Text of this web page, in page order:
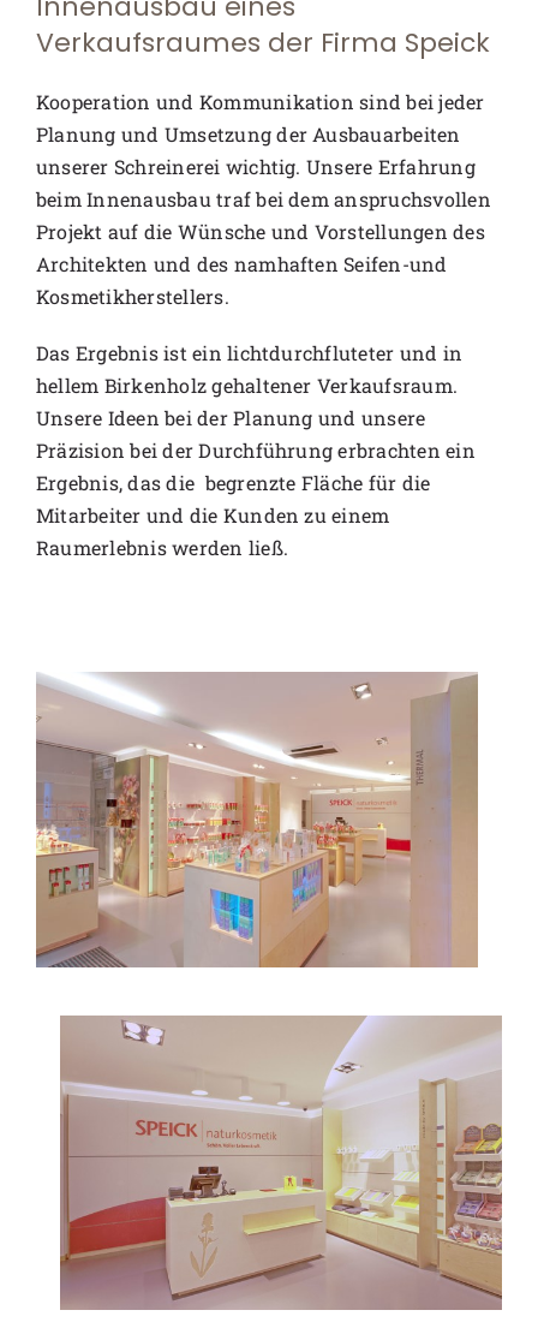
Verkaufsraumes der Firma Speick
Kooperation und Kommunikation sind bei jeder
Planung und Umsetzung der Ausbauarbeiten
unserer Schreinerei wichtig. Unsere Erfahrung
beim Innenausbau traf bei dem anspruchsvollen
Projekt auf die Wünsche und Vorstellungen des
Architekten und des namhaften Seifen-und
Kosmetikherstellers.
Das Ergebnis ist ein lichtdurchfluteter und in
hellem Birkenholz gehaltener Verkaufsraum.
Unsere Ideen bei der Planung und unsere
Präzision bei der Durchführung erbrachten ein
Ergebnis, das die begrenzte Fläche für die
Mitarbeiter und die Kunden zu einem
Raumerlebnis werden ließ.